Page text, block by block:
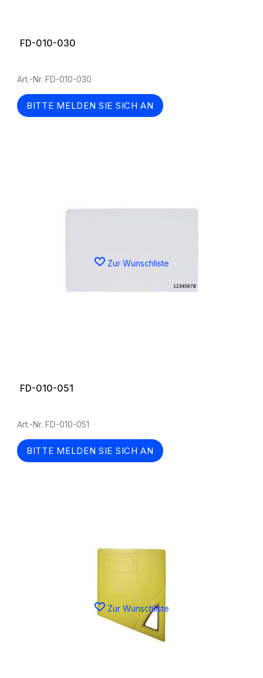
FD-010-030
Art.-Nr. FD-010-030
BITTE MELDEN SIE SICH AN
Zur Wunschliste
FD-010-051
Art.-Nr. FD-010-051
BITTE MELDEN SIE SICH AN
Zur Wunschliste